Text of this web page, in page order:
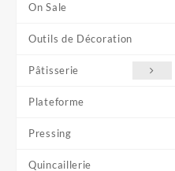
On Sale
Outils de Décoration
Pâtisserie
Plateforme
Pressing
Quincaillerie